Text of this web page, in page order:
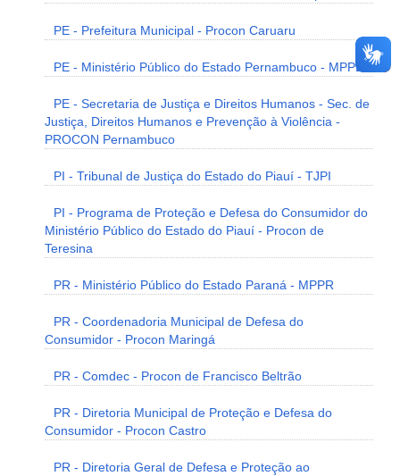
PE - Prefeitura Municipal - Procon Caruaru
PE - Ministério Público do Estado Pernambuco - MPPE
PE - Secretaria de Justiça e Direitos Humanos - Sec. de
Justiça, Direitos Humanos e Prevenção à Violência -
PROCON Pernambuco
PI - Tribunal de Justiça do Estado do Piauí - TJPI
PI - Programa de Proteção e Defesa do Consumidor do
Ministério Público do Estado do Piauí - Procon de
Teresina
PR - Ministério Público do Estado Paraná - MPPR
PR - Coordenadoria Municipal de Defesa do
Consumidor - Procon Maringá
PR - Comdec - Procon de Francisco Beltrão
PR - Diretoria Municipal de Proteção e Defesa do
Consumidor - Procon Castro
PR - Diretoria Geral de Defesa e Proteção ao